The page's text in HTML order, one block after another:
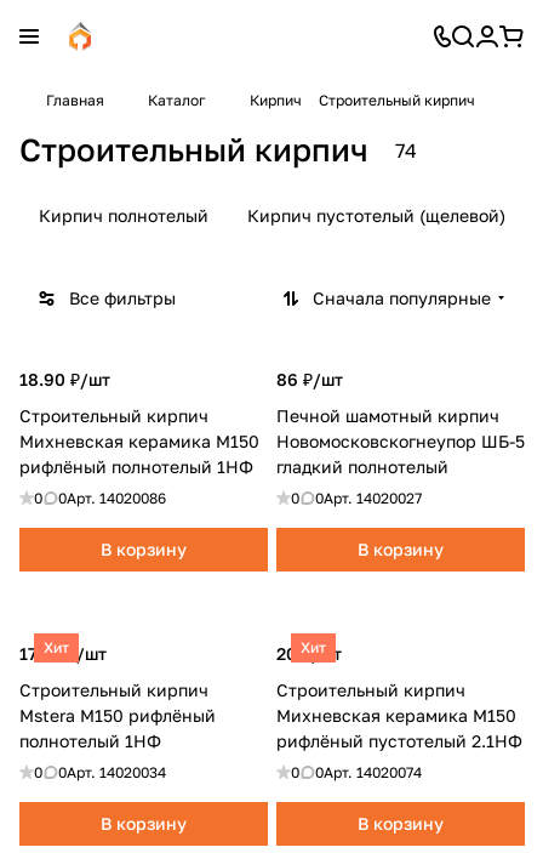
Главная Каталог Кирпич Строительный кирпич
Строительный кирпич 74
Кирпич полнотелый Кирпич пустотелый (щелевой)
Все фильтры Сначала популярные
18.90 ₽/шт
Строительный кирпич
Михневская керамика М150
рифлёный полнотелый 1НФ
0 0Арт. 14020086
В корзину
86 ₽/шт
Печной шамотный кирпич
Новомосковскогнеупор ШБ-5
гладкий полнотелый
0 0Арт. 14020027
В корзину
Хит
17.30 ₽/шт
Строительный кирпич
Mstera М150 рифлёный
полнотелый 1НФ
0 0Арт. 14020034
В корзину
Хит
20 ₽/шт
Строительный кирпич
Михневская керамика М150
рифлёный пустотелый 2.1НФ
0 0Арт. 14020074
В корзину